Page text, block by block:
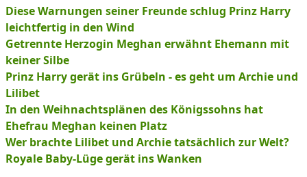
Diese Warnungen seiner Freunde schlug Prinz Harry
leichtfertig in den Wind
Getrennte Herzogin Meghan erwähnt Ehemann mit
keiner Silbe
Prinz Harry gerät ins Grübeln - es geht um Archie und
Lilibet
In den Weihnachtsplänen des Königssohns hat
Ehefrau Meghan keinen Platz
Wer brachte Lilibet und Archie tatsächlich zur Welt?
Royale Baby-Lüge gerät ins Wanken